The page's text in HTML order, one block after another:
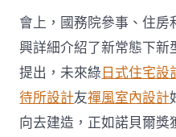
會上，國務院參事、住
興詳細介紹了新常態下
提出，未來綠日式住宅設
待所設計友禪風室內設計
向去建造，正如諾貝爾獎